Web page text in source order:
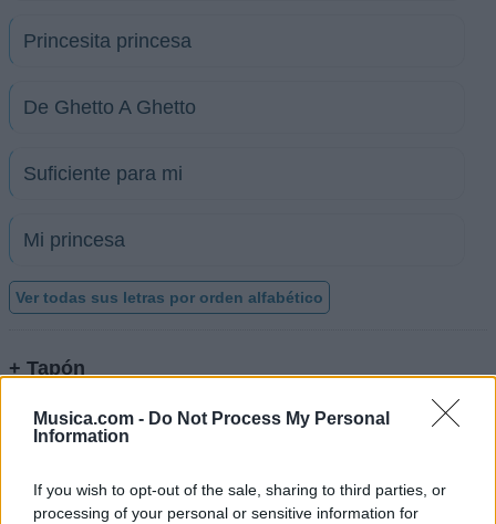
Musica.com - Do Not Process My Personal
Information
If you wish to opt-out of the sale, sharing to third parties, or
processing of your personal or sensitive information for
Princesita princesa
De Ghetto A Ghetto
Suficiente para mi
Mi princesa
Ver todas sus letras por orden alfabético
+ Tapón